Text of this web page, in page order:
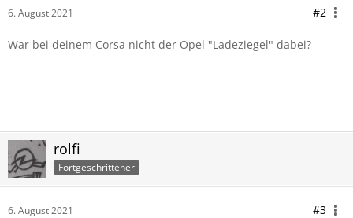
6. August 2021 #2
War bei deinem Corsa nicht der Opel "Ladeziegel" dabei?
rolfi
Fortgeschrittener
6. August 2021 #3